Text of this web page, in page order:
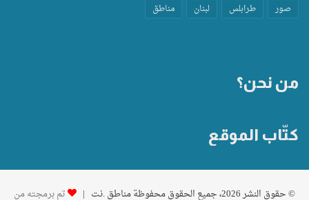
صور
طرابلس لبنان مناطق
من نحن؟
كتّاب الموقع
© حقوق النشر 2026، جميع الحقوق محفوظة مناطق .نت | تم برمجته من